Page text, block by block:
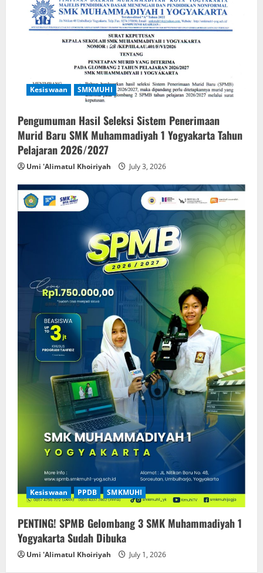
Kesiswaan SMKMUHI
Pengumuman Hasil Seleksi Sistem Penerimaan
Murid Baru SMK Muhammadiyah 1 Yogyakarta Tahun
Pelajaran 2026/2027
Umi 'Alimatul Khoiriyah July 3, 2026
Kesiswaan PPDB SMKMUHI
PENTING! SPMB Gelombang 3 SMK Muhammadiyah 1
Yogyakarta Sudah Dibuka
Umi 'Alimatul Khoiriyah July 1, 2026